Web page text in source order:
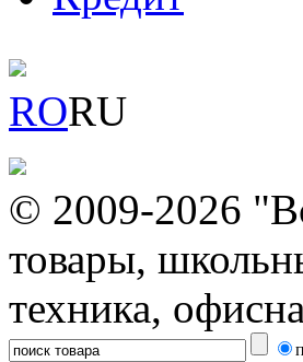
RORU
© 2009-2026
товары,
техника,